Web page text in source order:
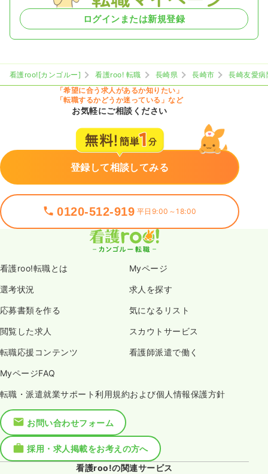
ログインまたは新規登録
看護roo![カンゴルー] 看護roo! 転職 長崎県 長崎市
長崎友愛病
「希望に合う求人があるか知りたい」
「転職するかどうか迷っている」など
お気軽にご相談ください
登録して相談してみる
0120-512-919 平日9:00～18:00
看護roo!転職とは Myページ
選考状況 求人を探す
応募書類を作る 気になるリスト
閲覧した求人 スカウトサービス
転職応援コンテンツ 看護師派遣で働く
MyページFAQ
転職・派遣就業サポート利用規約および個人情報保護方針
お問い合わせフォーム
採用・求人掲載をお考えの方へ
看護roo!の関連サービス